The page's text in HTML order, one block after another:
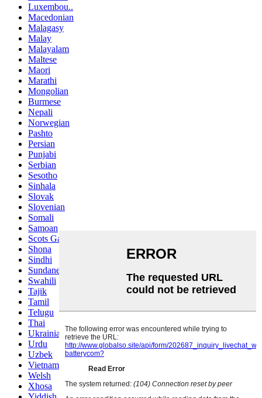
Luxembou..
Macedonian
Malagasy
Malay
Malayalam
Maltese
Maori
Marathi
Mongolian
Burmese
Nepali
Norwegian
Pashto
Persian
Punjabi
Serbian
Sesotho
Sinhala
Slovak
Slovenian
Somali
Samoan
Scots Gaelic
Shona
Sindhi
Sundanese
Swahili
Tajik
Tamil
Telugu
Thai
Ukrainian
Urdu
Uzbek
Vietnamese
Welsh
Xhosa